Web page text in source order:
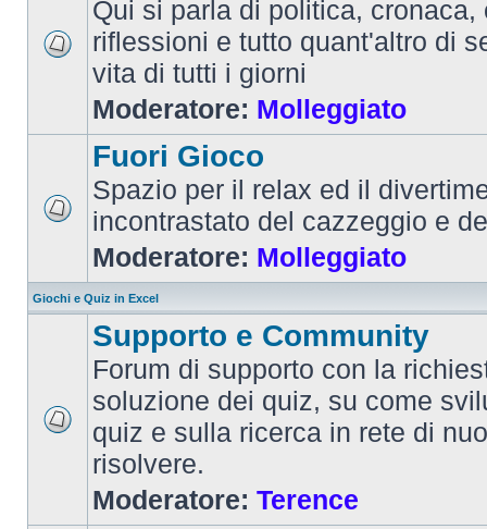
Qui si parla di politica, cronaca,
riflessioni e tutto quant'altro di
vita di tutti i giorni
Moderatore: Molleggiato
Fuori Gioco
Spazio per il relax ed il
incontrastato del cazzeggio e
Moderatore: Molleggiato
Giochi e Quiz in Excel
Supporto e Community
Forum di supporto con la
soluzione dei quiz, su come
quiz e sulla ricerca in rete di
risolvere.
Moderatore: Terence